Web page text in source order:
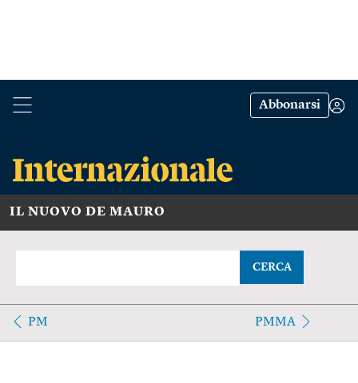
Abbonarsi
IL NUOVO DE MAURO
CERCA
PM PMMA